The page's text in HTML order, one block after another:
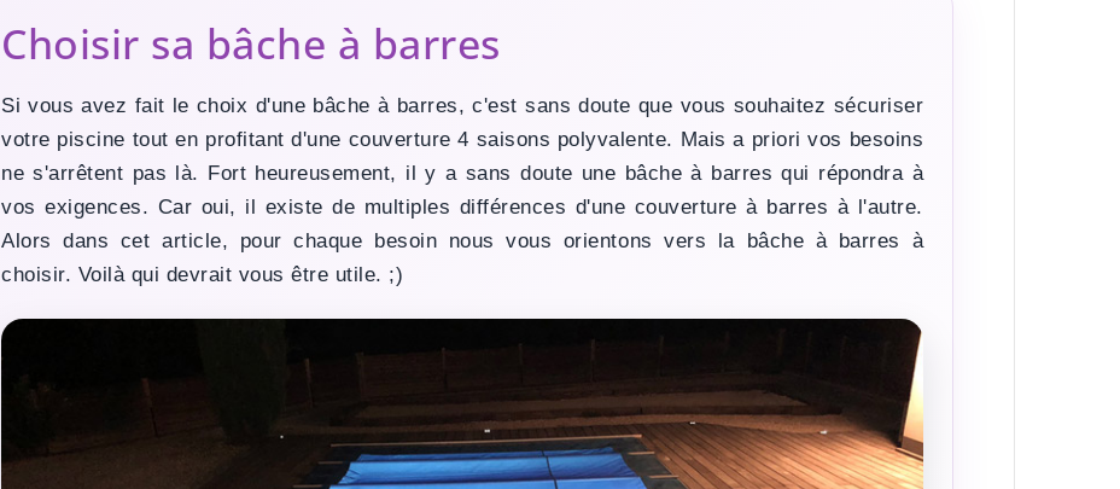
Choisir sa bâche à barres
Si vous avez fait le choix d'une bâche à barres, c'est sans doute que vous souhaitez sécuriser
votre piscine tout en profitant d'une couverture 4 saisons polyvalente. Mais a priori vos besoins
ne s'arrêtent pas là. Fort heureusement, il y a sans doute une bâche à barres qui répondra à
vos exigences. Car oui, il existe de multiples différences d'une couverture à barres à l'autre.
Alors dans cet article, pour chaque besoin nous vous orientons vers la bâche à barres à
choisir. Voilà qui devrait vous être utile. ;)